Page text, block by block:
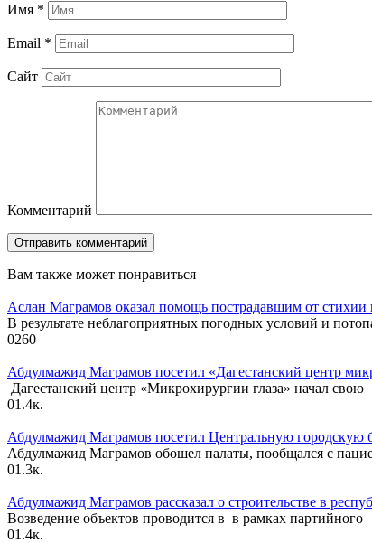
Имя *
Email *
Сайт
Комментарий
Вам также может понравиться
Аслан Маграмов оказал помощь пострадавшим от стихии
В результате неблагоприятных погодных условий и
0260
Абдулмажид Маграмов посетил «Дагестанский центр
Дагестанский центр «Микрохирургии глаза» начал свою
01.4к.
Абдулмажид Маграмов посетил Центральную городскую
Абдулмажид Маграмов обошел палаты, пообщался с
01.3к.
Абдулмажид Маграмов рассказал о строительстве в
Возведение объектов проводится в в рамках партийного
01.4к.